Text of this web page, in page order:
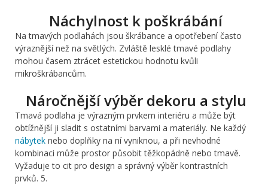
Náchylnost k poškrábání
Na tmavých podlahách jsou škrábance a opotřebení často
výraznější než na světlých. Zvláště lesklé tmavé podlahy
mohou časem ztrácet estetickou hodnotu kvůli
mikroškrábancům.
Náročnější výběr dekoru a stylu
Tmavá podlaha je výrazným prvkem interiéru a může být
obtížnější ji sladit s ostatními barvami a materiály. Ne každý
nábytek nebo doplňky na ní vyniknou, a při nevhodné
kombinaci může prostor působit těžkopádně nebo tmavě.
Vyžaduje to cit pro design a správný výběr kontrastních
prvků. 5.